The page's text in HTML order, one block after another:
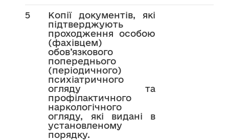
5
Копії документів, які
підтверджують
проходження особою
(фахівцем)
обов’язкового
попереднього
(періодичного)
психіатричного
огляду та
профілактичного
наркологічного
огляду, які видані в
установленому
порядку.